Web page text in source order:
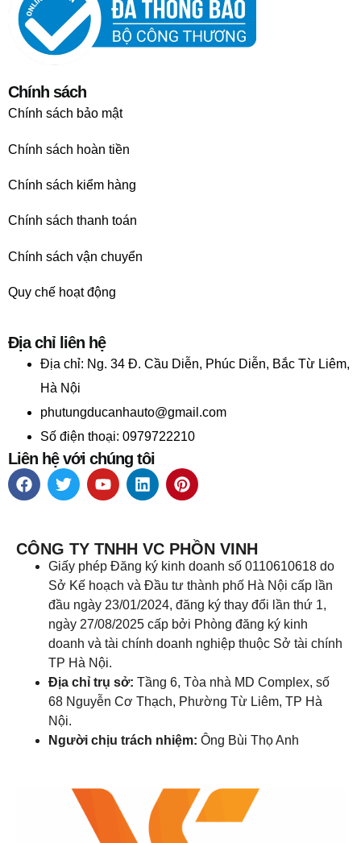
Chính sách
Chính sách bảo mật
Chính sách hoàn tiền
Chính sách kiểm hàng
Chính sách thanh toán
Chính sách vận chuyển
Quy chế hoạt động
Địa chỉ liên hệ
Địa chỉ: Ng. 34 Đ. Cầu Diễn, Phúc Diễn, Bắc Từ Liêm,
Hà Nội
phutungducanhauto@gmail.com
Số điện thoại: 0979722210
Liên hệ với chúng tôi
CÔNG TY TNHH VC PHỒN VINH
Giấy phép Đăng ký kinh doanh số 0110610618 do
Sở Kế hoạch và Đầu tư thành phố Hà Nội cấp lần
đầu ngày 23/01/2024, đăng ký thay đổi lần thứ 1,
ngày 27/08/2025 cấp bởi Phòng đăng ký kinh
doanh và tài chính doanh nghiệp thuộc Sở tài chính
TP Hà Nội.
Địa chỉ trụ sở: Tầng 6, Tòa nhà MD Complex, số
68 Nguyễn Cơ Thạch, Phường Từ Liêm, TP Hà
Nội.
Người chịu trách nhiệm: Ông Bùi Thọ Anh